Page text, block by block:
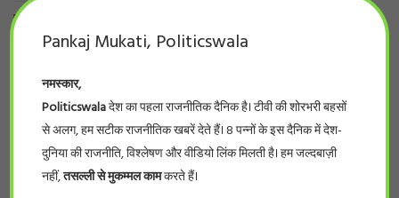
नर्सिंग घोटाला… प्रदेश के 66 फर्जी नर्सिंग कॉलेजों
#politicswala Report भोपाल। लम्बे इंतज़ार के
बाद आखिर फर्जी नर्सिंग कॉलेजों की सूची सामने आ
ही गई। इंडियन नर्सिंग काउंसिलके...
Pankaj Mukati, Politicswala
नमस्कार,
Politicswalaदेश का पहला राजनीतिक दैनिक है। टीवी की शोरभरी बहसों
से अलग, हम सटीक राजनीतिक खबरें देते हैं। 8 पन्नों के इस दैनिक में देश-
दुनिया की राजनीति, विश्लेषण और वीडियो लिंक मिलती है। हम जल्दबाज़ी
नहीं,तसल्ली से मुकम्मल कामकरते हैं।